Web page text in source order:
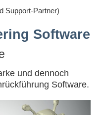
Support-Partner)
Software
und dennoch
Software.